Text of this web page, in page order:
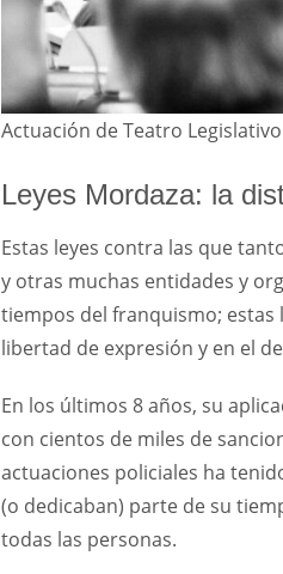
Actuación de Teatro
Leyes Mordaza: la
Estas leyes contra las que
y otras muchas entidades y
tiempos del franquismo; estas
libertad de expresión y en el
En los últimos 8 años, su
con cientos de miles de
actuaciones policiales ha
(o dedicaban) parte de su
todas las personas.